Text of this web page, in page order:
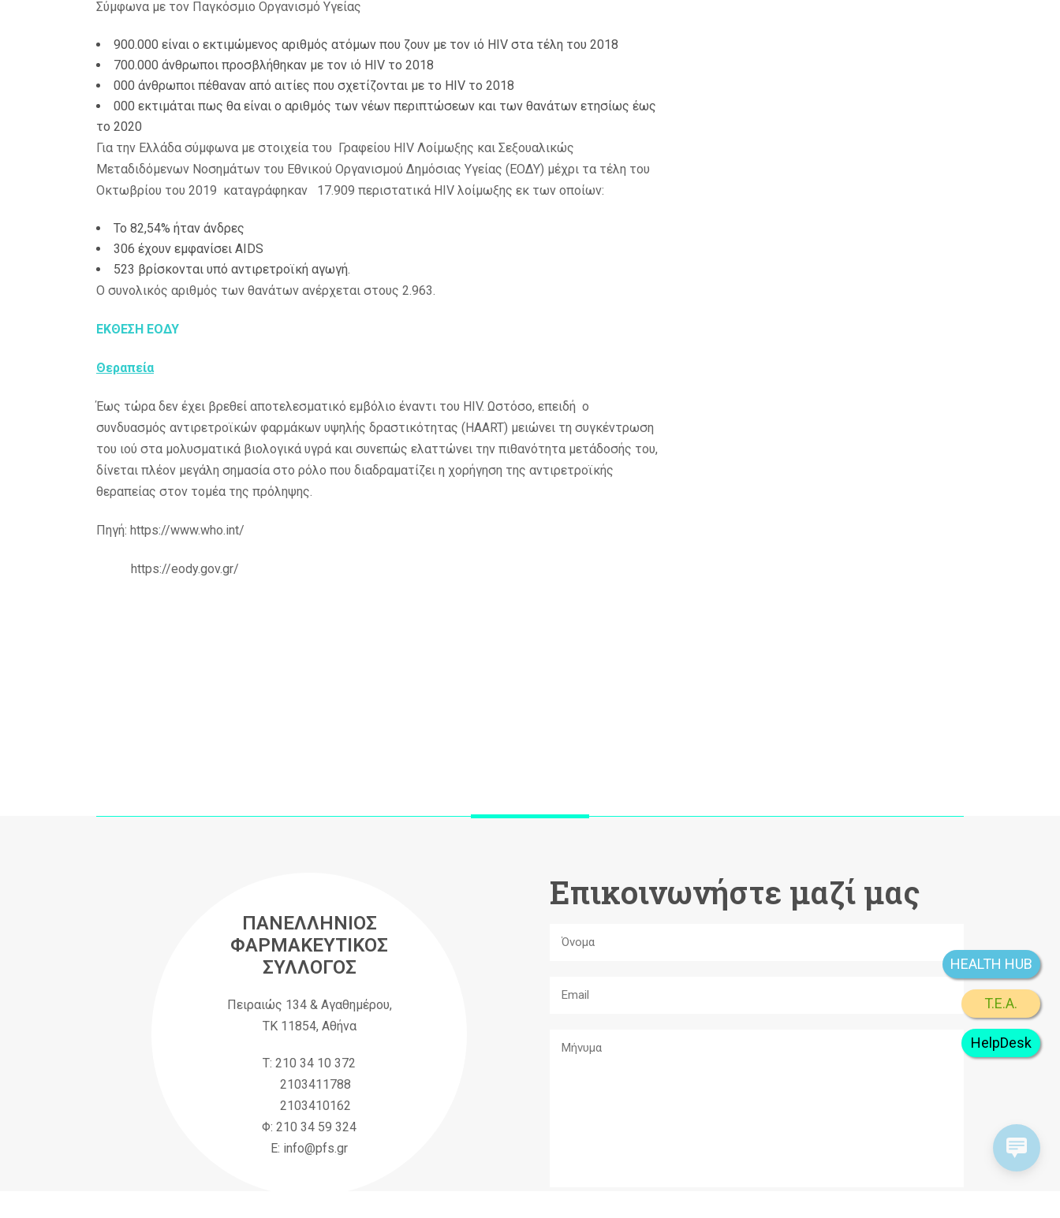
Σύμφωνα με τον Παγκόσμιο Οργανισμό Υγείας
900.000 είναι ο εκτιμώμενος αριθμός ατόμων που ζουν με τον ιό HIV στα τέλη του 2018
700.000 άνθρωποι προσβλήθηκαν με τον ιό HIV το 2018
000 άνθρωποι πέθαναν από αιτίες που σχετίζονται με το HIV το 2018
000 εκτιμάται πως θα είναι ο αριθμός των νέων περιπτώσεων και των θανάτων ετησίως έως
το 2020
Για την Ελλάδα σύμφωνα με στοιχεία του Γραφείου HIV Λοίμωξης και Σεξουαλικώς
Μεταδιδόμενων Νοσημάτων του Εθνικού Οργανισμού Δημόσιας Υγείας (ΕΟΔΥ) μέχρι τα τέλη του
Οκτωβρίου του 2019 καταγράφηκαν 17.909 περιστατικά HIV λοίμωξης εκ των οποίων:
Το 82,54% ήταν άνδρες
306 έχουν εμφανίσει AIDS
523 βρίσκονται υπό αντιρετροϊκή αγωγή.
Ο συνολικός αριθμός των θανάτων ανέρχεται στους 2.963.
ΕΚΘΕΣΗ ΕΟΔΥ
Θεραπεία
Έως τώρα δεν έχει βρεθεί αποτελεσματικό εμβόλιο έναντι του HIV. Ωστόσο, επειδή ο
συνδυασμός αντιρετροϊκών φαρμάκων υψηλής δραστικότητας (HAART) μειώνει τη συγκέντρωση
του ιού στα μολυσματικά βιολογικά υγρά και συνεπώς ελαττώνει την πιθανότητα μετάδοσής του,
δίνεται πλέον μεγάλη σημασία στο ρόλο που διαδραματίζει η χορήγηση της αντιρετροϊκής
θεραπείας στον τομέα της πρόληψης.
Πηγή: https://www.who.int/
https://eody.gov.gr/
ΠΑΝΕΛΛΗΝΙΟΣ
ΦΑΡΜΑΚΕΥΤΙΚΟΣ
ΣΥΛΛΟΓΟΣ
Πειραιώς 134 & Αγαθημέρου,
ΤΚ 11854, Αθήνα
Τ: 210 34 10 372
2103411788
2103410162
Φ: 210 34 59 324
Ε: info@pfs.gr
Επικοινωνήστε μαζί μας
HelpDesk
T.E.A.
HEALTH HUB